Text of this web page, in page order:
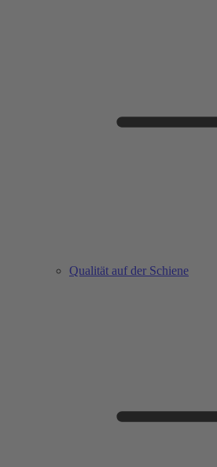
Qualität auf der Schiene